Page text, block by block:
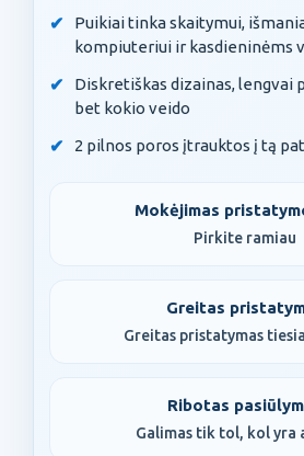
Puikiai tinka skaitymui,
kompiuteriui ir kasdieninėms
Diskretiškas dizainas, lengvai
bet kokio veido
2 pilnos poros įtrauktos į tą
Mokėjimas
Pirkite ramiau
Greitas
Greitas pristatymas
Ribotas
Galimas tik tol, kol yra